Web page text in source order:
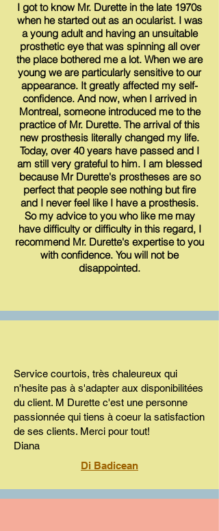
I got to know Mr. Durette in the late 1970s
when he started out as an ocularist. I was
a young adult and having an unsuitable
prosthetic eye that was spinning all over
the place bothered me a lot. When we are
young we are particularly sensitive to our
appearance. It greatly affected my self-
confidence. And now, when I arrived in
Montreal, someone introduced me to the
practice of Mr. Durette. The arrival of this
new prosthesis literally changed my life.
Today, over 40 years have passed and I
am still very grateful to him. I am blessed
because Mr Durette's prostheses are so
perfect that people see nothing but fire
and I never feel like I have a prosthesis.
So my advice to you who like me may
have difficulty or difficulty in this regard, I
recommend Mr. Durette's expertise to you
with confidence. You will not be
disappointed.
Service courtois, très chaleureux qui
n'hesite pas à s'adapter aux disponibilitées
du client. M Durette c'est une personne
passionnée qui tiens à coeur la satisfaction
de ses clients. Merci pour tout!
Diana
Di Badicean